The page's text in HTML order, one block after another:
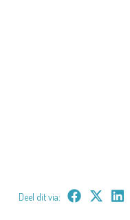
Deel dit via: